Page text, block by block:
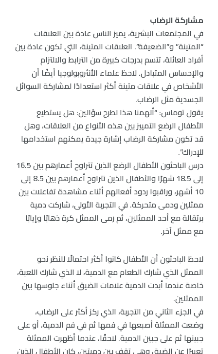
مشاركة الرضاب
في المجتمعات البشرية، يميز الناس عادة بين العلاقات
“المتينة” و”الضعيفة”. العلاقات المتينة، التي تكون عادة بين
أفراد العائلة، تتسم بدرجات كبيرة من الترابط والالتزام
والإحساس المتبادل. لاحظ علماء الأنثروبولوجيا أيضًا أن
الأشخاص في علاقات متينة أكثر استعدادًا لمشاركة السوائل
الجسدية مثل الرضاب.
يقول توماس: “ألهمنا هذا لطرح سؤالين: هل يستطيع
الأطفال الرضع التمييز بين هذه الأنواع من العلاقات، وهل
قد تكون مشاركة الرضاب إشارة جيدة يمكنهم استخدامها
للإدراك”.
درس الباحثون الأطفال الرضع الذين تتراوح أعمارهم بين 16.5
إلى 18.5 شهرًا والأطفال الذين تتراوح أعمارهم بين 8.5 إلى
10 أشهر، وراقبوا ردود أفعالهم أثناء مشاهدة تفاعلات بين
ممثلين ودمى متحركة. في التجربة الأولى، شاركت دمية
برتقالة مع أحد الممثلين، ثم رمى الممثل كرة ذهابًا وإيابًا
مع ممثل آخر.
لاحظ الباحثون أن الأطفال كانوا أكثر احتمالًا للنظر نحو
الممثل الذي شارك الطعام مع الدمية، لا الذي شارك اللعبة،
خاصة عندما أبدت الدمية علامات الضيق أثناء جلوسها بين
الممثلين.
في الجزء الثاني من التجربة، الذي ركز أكثر على الرضاب،
وضعت الممثلة أصبعها في فمها ثم في فم الدمية، أو على
جبينها ثم على جبين الدمية. لاحقًا، عندما أظهرت الممثلة
تعبيرًا عن الضيق وهي تقف بين دميتين، كان الأطفال الذين